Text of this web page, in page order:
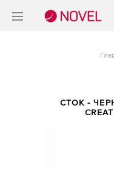
СТОК -